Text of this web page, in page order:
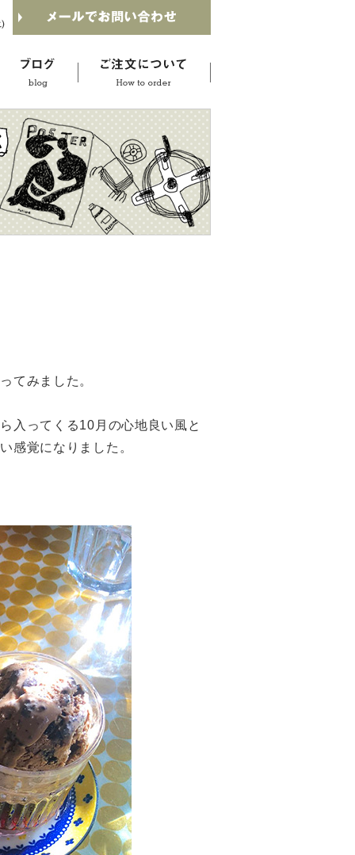
てみました。
入ってくる10月の心地良い風と
感覚になりました。